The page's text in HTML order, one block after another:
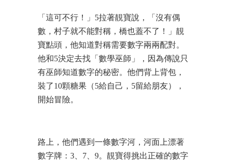
「這可不行！」5拉著靚寶說，「沒有偶
數，村子就不能對稱，橋也蓋不了！」靚
寶點頭，他知道對稱需要數字兩兩配對。
他和5決定去找「數學巫師」，因為傳說只
有巫師知道數字的秘密。他們背上背包，
裝了10顆糖果（5給自己，5留給朋友），
開始冒險。
路上，他們遇到一條數字河，河面上漂著
數字牌：3、7、9。靚寶得挑出正確的數字